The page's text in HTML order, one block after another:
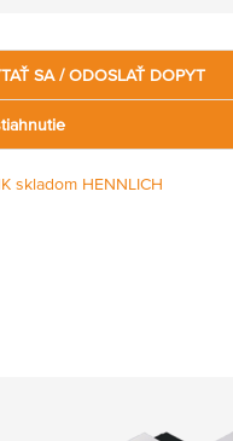
SA / ODOSLAŤ DOPYT
skladom HENNLICH